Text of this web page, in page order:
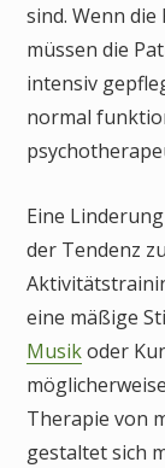
sind. Wenn
müssen die
intensiv
normal
Eine
der Tendenz
eine mäßige
Musikoder
Therapie von
gestaltet sich